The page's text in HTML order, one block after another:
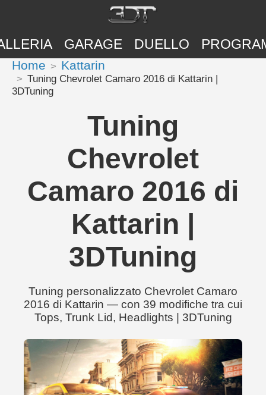
GARAGE DUELLO
Home Kattarin
Tuning Chevrolet Camaro 2016 di Kattarin |
3DTuning
Tuning
Chevrolet
Camaro 2016 di
Kattarin |
3DTuning
Tuning personalizzato Chevrolet Camaro
2016 di Kattarin — con 39 modifiche tra cui
Tops, Trunk Lid, Headlights | 3DTuning